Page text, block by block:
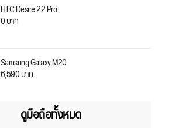
HTC Desire 22 Pro
0 บาท
Samsung Galaxy M20
6,590 บาท
ดูมือถือทั้งหมด